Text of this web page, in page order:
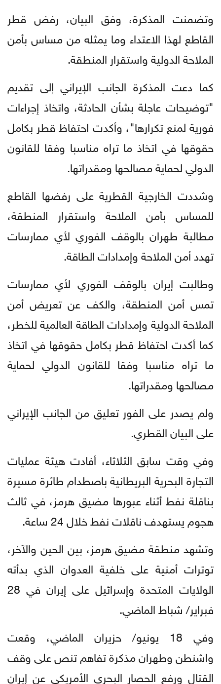
وتضمنت المذكرة، وفق البيان، رفض قطر
القاطع لهذا الاعتداء وما يمثله من مساس بأمن
الملاحة الدولية واستقرار المنطقة.
كما دعت المذكرة الجانب الإيراني إلى تقديم
"توضيحات عاجلة بشأن الحادثة، واتخاذ إجراءات
فورية لمنع تكرارها"، وأكدت احتفاظ قطر بكامل
حقوقها في اتخاذ ما تراه مناسبا وفقا للقانون
الدولي لحماية مصالحها ومقدراتها.
وشددت الخارجية القطرية على رفضها القاطع
للمساس بأمن الملاحة واستقرار المنطقة،
مطالبة طهران بالوقف الفوري لأي ممارسات
تهدد أمن الملاحة وإمدادات الطاقة.
وطالبت إيران بالوقف الفوري لأي ممارسات
تمس أمن المنطقة، والكف عن تعريض أمن
الملاحة الدولية وإمدادات الطاقة العالمية للخطر،
كما أكدت احتفاظ قطر بكامل حقوقها في اتخاذ
ما تراه مناسبا وفقا للقانون الدولي لحماية
مصالحها ومقدراتها.
ولم يصدر على الفور تعليق من الجانب الإيراني
على البيان القطري.
وفي وقت سابق الثلاثاء، أفادت هيئة عمليات
التجارة البحرية البريطانية باصطدام طائرة مسيرة
بناقلة نفط أثناء عبورها مضيق هرمز، في ثالث
هجوم يستهدف ناقلات نفط خلال 24 ساعة.
وتشهد منطقة مضيق هرمز، بين الحين والآخر،
توترات أمنية على خلفية العدوان الذي بدأته
الولايات المتحدة وإسرائيل على إيران في 28
فبراير/ شباط الماضي.
وفي 18 يونيو/ حزيران الماضي، وقعت
واشنطن وطهران مذكرة تفاهم تنص على وقف
القتال ورفع الحصار البحري الأمريكي عن إيران